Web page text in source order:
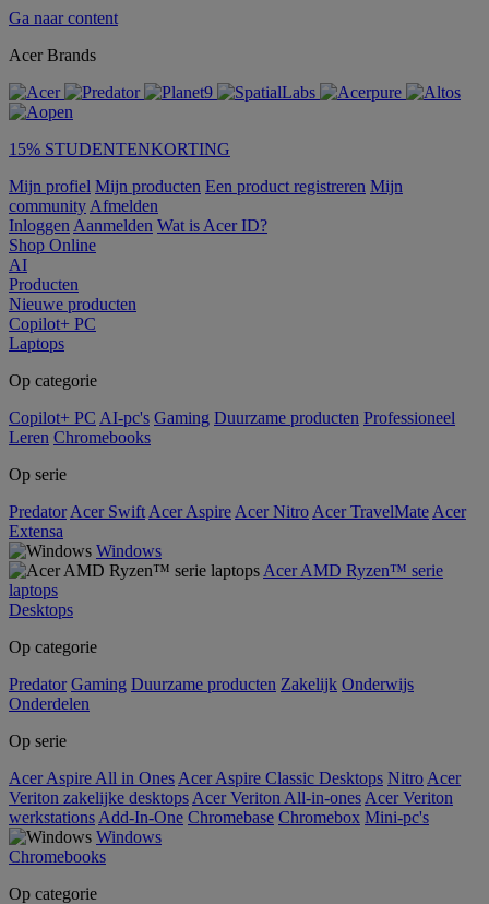
Ga naar content
Acer Brands
15% STUDENTENKORTING
Mijn profiel Mijn producten Een product registreren Mijn
community Afmelden
Inloggen Aanmelden Wat is Acer ID?
Shop Online
AI
Producten
Nieuwe producten
Copilot+ PC
Laptops
Op categorie
Copilot+ PC AI-pc's Gaming Duurzame producten Professioneel
Leren Chromebooks
Op serie
Predator Acer Swift Acer Aspire Acer Nitro Acer TravelMate Acer
Extensa
Windows
Acer AMD Ryzen™ serie
laptops
Desktops
Op categorie
Predator Gaming Duurzame producten Zakelijk Onderwijs
Onderdelen
Op serie
Acer Aspire All in Ones Acer Aspire Classic Desktops Nitro Acer
Veriton zakelijke desktops Acer Veriton All-in-ones Acer Veriton
werkstations Add-In-One Chromebase Chromebox Mini-pc's
Windows
Chromebooks
Op categorie